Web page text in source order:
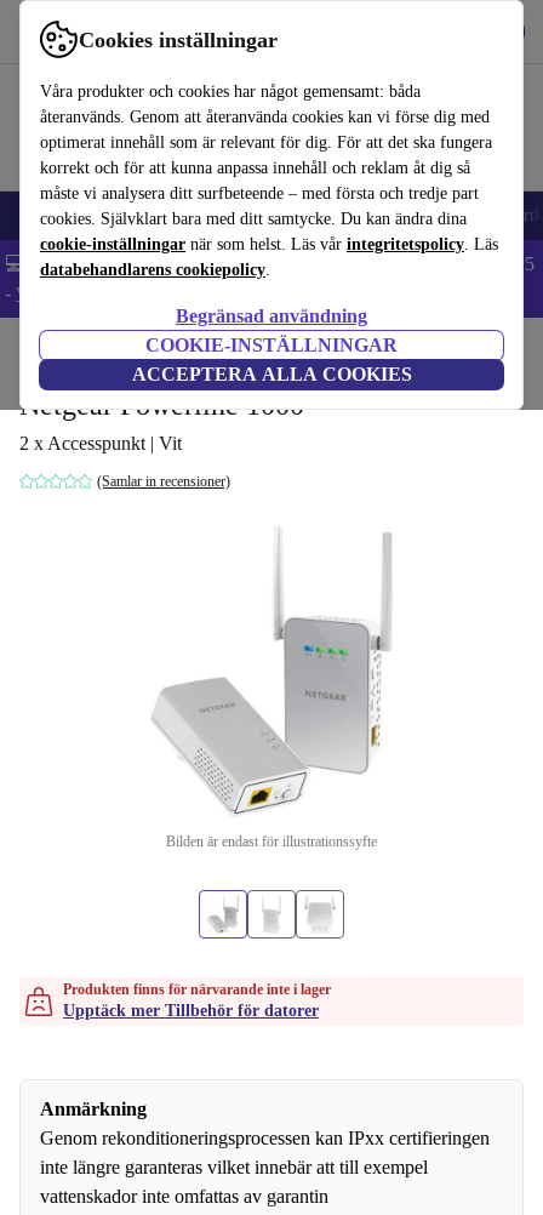
Cookies inställningar
Våra produkter och cookies har något gemensamt: båda
återanvänds. Genom att återanvända cookies kan vi förse dig med
optimerat innehåll som är relevant för dig. För att det ska fungera
korrekt och för att kunna anpassa innehåll och reklam åt dig så
måste vi analysera ditt surfbeteende – med första och tredje part
cookies. Självklart bara med ditt samtycke. Du kan ändra dina
cookie-inställningar när som helst. Läs vår integritetspolicy. Läs
databehandlarens cookiepolicy.
Begränsad användning
COOKIE-INSTÄLLNINGAR
ACCEPTERA ALLA COOKIES
Använd refurbed snabbt och enkelt
🎒 Back to school Mobiltelefoner Bärbara datorer Surfplattor
💻 Extra 5% rabatt på alla MacBooks och laptops - Code: LAPTOP5
- Villkor
Tillbehör Tillbehör för datorer
Netgear Powerline 1000
2 x Accesspunkt | Vit
(Samlar in recensioner)
Bilden är endast för illustrationssyfte
Produkten finns för närvarande inte i lager
Upptäck mer Tillbehör för datorer
Anmärkning
Genom rekonditioneringsprocessen kan IPxx certifieringen
inte längre garanteras vilket innebär att till exempel
vattenskador inte omfattas av garantin